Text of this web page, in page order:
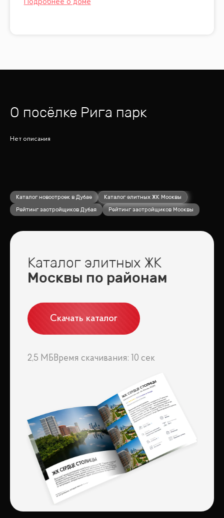
О посёлке Рига парк
Нет описания
Каталог новостроек в Дубае
Каталог элитных ЖК Москвы
Рейтинг застройщиков Дубая
Рейтинг застройщиков Москвы
Каталог элитных ЖК
Москвы по районам
Скачать каталог
2,5 МБ Время скачивания: 10 сек